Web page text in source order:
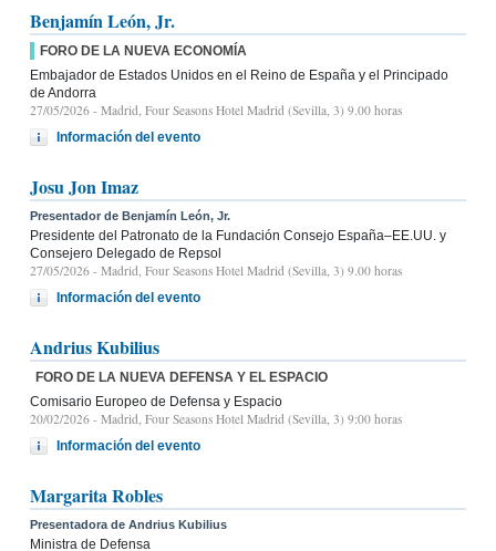
Benjamín León, Jr.
FORO DE LA NUEVA ECONOMÍA
Embajador de Estados Unidos en el Reino de España y el Principado
de Andorra
27/05/2026 - Madrid, Four Seasons Hotel Madrid (Sevilla, 3) 9.00 horas
Información del evento
Josu Jon Imaz
Presentador de Benjamín León, Jr.
Presidente del Patronato de la Fundación Consejo España–EE.UU. y
Consejero Delegado de Repsol
27/05/2026 - Madrid, Four Seasons Hotel Madrid (Sevilla, 3) 9.00 horas
Información del evento
Andrius Kubilius
FORO DE LA NUEVA DEFENSA Y EL ESPACIO
Comisario Europeo de Defensa y Espacio
20/02/2026 - Madrid, Four Seasons Hotel Madrid (Sevilla, 3) 9:00 horas
Información del evento
Margarita Robles
Presentadora de Andrius Kubilius
Ministra de Defensa